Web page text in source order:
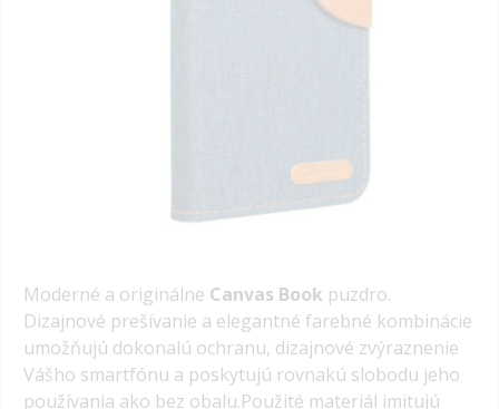
Moderné a originálne Canvas Book puzdro.
Dizajnové prešívanie a elegantné farebné kombinácie
umožňujú dokonalú ochranu, dizajnové zvýraznenie
Vášho smartfónu a poskytujú rovnakú slobodu jeho
používania ako bez obalu.Použité materiál imitujú